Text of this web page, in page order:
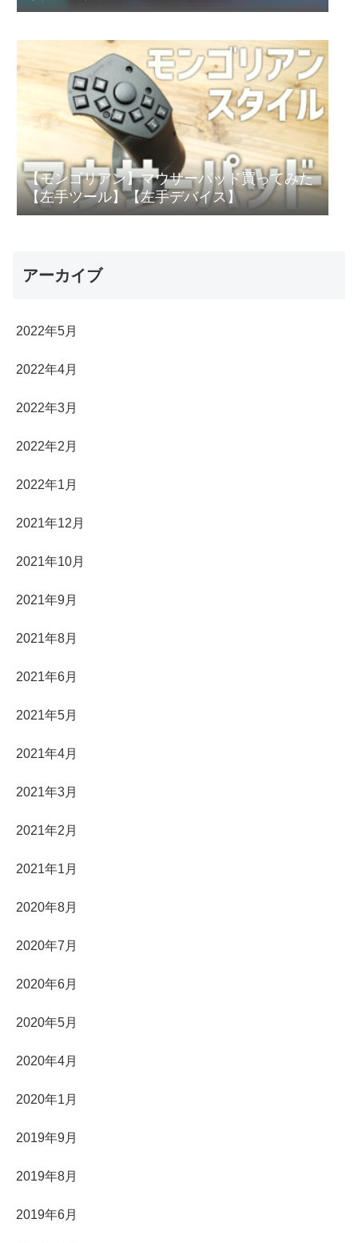
【モンゴリアン】マウサーパッド買ってみた
【左手ツール】【左手デバイス】
アーカイブ
2022年5月
2022年4月
2022年3月
2022年2月
2022年1月
2021年12月
2021年10月
2021年9月
2021年8月
2021年6月
2021年5月
2021年4月
2021年3月
2021年2月
2021年1月
2020年8月
2020年7月
2020年6月
2020年5月
2020年4月
2020年1月
2019年9月
2019年8月
2019年6月